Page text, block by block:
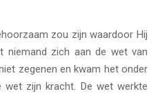
zou zijn waardoor Hij
niemand zich aan de wet van
zegenen en kwam het onder
zijn kracht. De wet werkte